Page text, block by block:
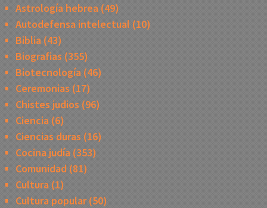
Astrología hebrea(49)
Autodefensa intelectual (10)
Biblia(43)
Biografias (355)
Biotecnología(46)
Ceremonias (17)
Chistes judios (96)
Ciencia(6)
Ciencias duras (16)
Cocina judía(353)
Comunidad(81)
Cultura(1)
Cultura popular(50)